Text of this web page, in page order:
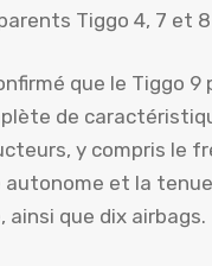
Tiggo 4, 7 et
que le Tiggo 9
de
y compris le
autonome et la
ainsi que dix airbags.